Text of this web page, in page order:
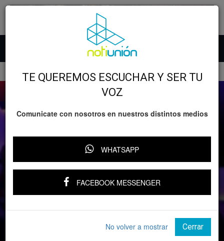
entretenimiento
Ibai desata polémica tras apoyar a
Ecuador para el México vs. Ecuador del
Mundial 2026
TE QUEREMOS ESCUCHAR Y SER TU
VOZ
Comunicate con nosotros en nuestros distintos medios
WHATSAPP
FACEBOOK MESSENGER
No volver a mostrar Cerrar